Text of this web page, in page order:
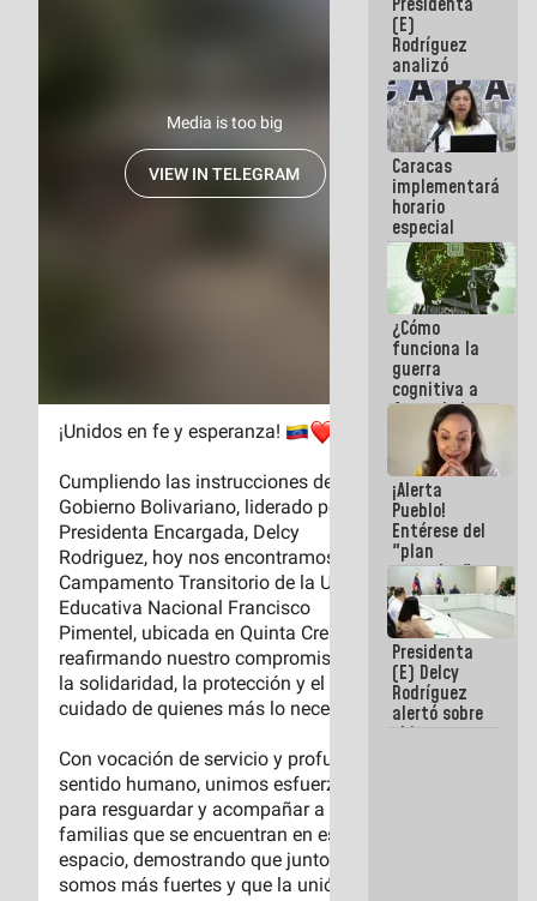
sabemos si
la semana
que viene
hay
programa
(E)
Rodríguez
analizó
junto a
gobernadores
planes de
recuperación
del Sistema
Eléctrico
Nacional
Caracas
implementará
horario
especial
para
adaptarse
al plan de
ahorro
energético
¿Cómo
funciona la
guerra
cognitiva a
favor de la
narrativa
hegemónica?
(1)
¡Alerta
Pueblo!
Entérese del
"plan
enjambre"
de La Sayo
para
sabotear el
diálogo y
promover el
caos
Presidenta
(E) Delcy
Rodríguez
alertó sobre
el impacto